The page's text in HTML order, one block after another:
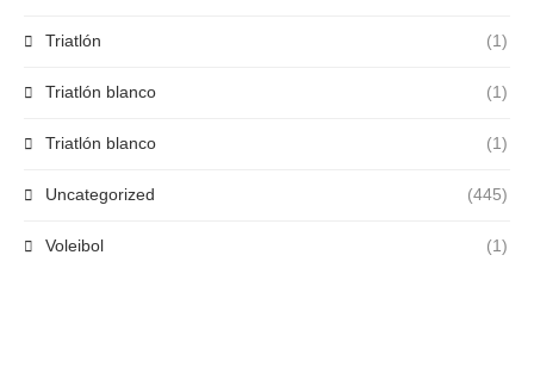
Triatlón (1)
Triatlón blanco (1)
Triatlón blanco (1)
Uncategorized (445)
Voleibol (1)